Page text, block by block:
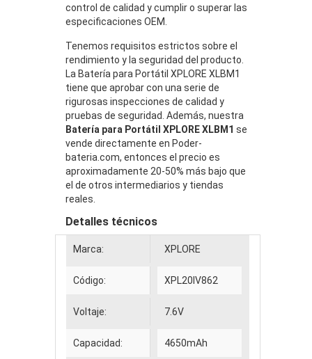
control de calidad y cumplir o superar las
especificaciones OEM.
Tenemos requisitos estrictos sobre el
rendimiento y la seguridad del producto.
La Batería para Portátil XPLORE XLBM1
tiene que aprobar con una serie de
rigurosas inspecciones de calidad y
pruebas de seguridad. Además, nuestra
Batería para Portátil XPLORE XLBM1 se
vende directamente en Poder-
bateria.com, entonces el precio es
aproximadamente 20-50% más bajo que
el de otros intermediarios y tiendas
reales.
Detalles técnicos
Marca: XPLORE
Código: XPL20IV862
Voltaje: 7.6V
Capacidad: 4650mAh